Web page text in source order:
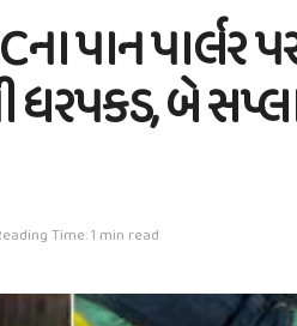
પાન પાર્લર
બે
Time: 1 min read